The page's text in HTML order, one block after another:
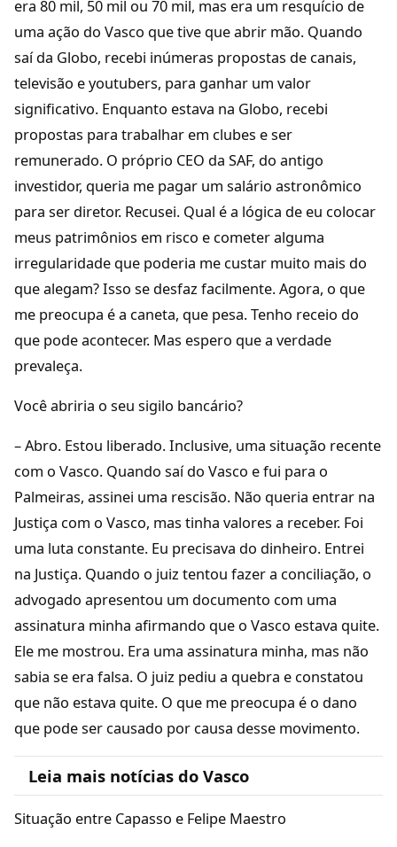
era 80 mil, 50 mil ou 70 mil, mas era um resquício de
uma ação do Vasco que tive que abrir mão. Quando
saí da Globo, recebi inúmeras propostas de canais,
televisão e youtubers, para ganhar um valor
significativo. Enquanto estava na Globo, recebi
propostas para trabalhar em clubes e ser
remunerado. O próprio CEO da SAF, do antigo
investidor, queria me pagar um salário astronômico
para ser diretor. Recusei. Qual é a lógica de eu colocar
meus patrimônios em risco e cometer alguma
irregularidade que poderia me custar muito mais do
que alegam? Isso se desfaz facilmente. Agora, o que
me preocupa é a caneta, que pesa. Tenho receio do
que pode acontecer. Mas espero que a verdade
prevaleça.
Você abriria o seu sigilo bancário?
– Abro. Estou liberado. Inclusive, uma situação recente
com o Vasco. Quando saí do Vasco e fui para o
Palmeiras, assinei uma rescisão. Não queria entrar na
Justiça com o Vasco, mas tinha valores a receber. Foi
uma luta constante. Eu precisava do dinheiro. Entrei
na Justiça. Quando o juiz tentou fazer a conciliação, o
advogado apresentou um documento com uma
assinatura minha afirmando que o Vasco estava quite.
Ele me mostrou. Era uma assinatura minha, mas não
sabia se era falsa. O juiz pediu a quebra e constatou
que não estava quite. O que me preocupa é o dano
que pode ser causado por causa desse movimento.
Leia mais notícias do Vasco
Situação entre Capasso e Felipe Maestro